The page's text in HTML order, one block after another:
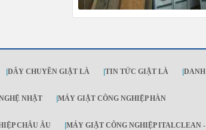
|DÂY CHUYỀN GIẶT LÀ |TIN TỨC GIẶT LÀ |DANH
NHẬT |MÁY GIẶT CÔNG NGHIỆP HÀN
CHÂU ÂU |MÁY GIẶT CÔNG NGHIỆP ITALCLEAN -